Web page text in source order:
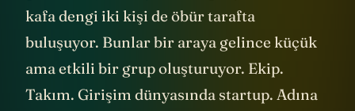
kafa dengi iki kişi de öbür tarafta
buluşuyor. Bunlar bir araya gelince küçük
ama etkili bir grup oluşturuyor. Ekip.
Takım. Girişim dünyasında startup. Adına